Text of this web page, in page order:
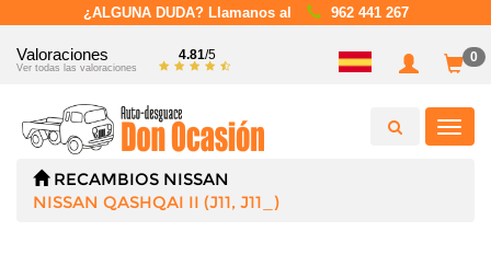
¿ALGUNA DUDA? Llamanos al 962 441 267
Valoraciones
Ver todas las valoraciones
4.81/5 0
RECAMBIOS NISSAN
NISSAN QASHQAI II (J11, J11_)